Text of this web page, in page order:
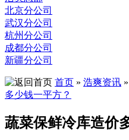
北京分公司
武汉分公司
杭州分公司
成都分公司
新疆分公司
首页 » 浩爽资讯 »
多少钱一平方？
蔬菜保鲜冷库造价